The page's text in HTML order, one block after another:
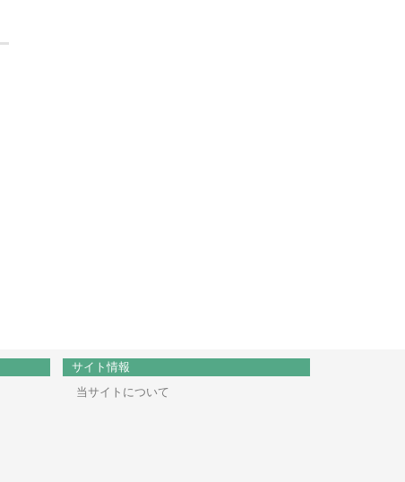
サイト情報
当サイトについて